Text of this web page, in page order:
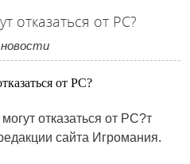
отказаться от PC?
отказаться от PC?т
сайта Игромания.